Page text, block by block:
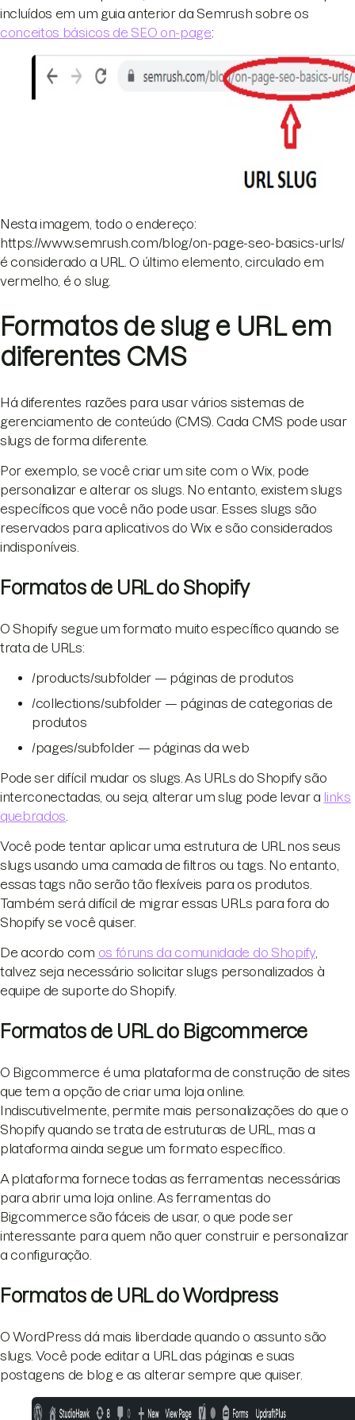
incluídos em um guia anterior da Semrush sobre os
conceitos básicos de SEO on-page:
Nesta imagem, todo o endereço:
https://www.semrush.com/blog/on-page-seo-basics-urls/
é considerado a URL. O último elemento, circulado em
vermelho, é o slug.
Formatos de slug e URL em
diferentes CMS
Há diferentes razões para usar vários sistemas de
gerenciamento de conteúdo (CMS). Cada CMS pode usar
slugs de forma diferente.
Por exemplo, se você criar um site com o Wix, pode
personalizar e alterar os slugs. No entanto, existem slugs
específicos que você não pode usar. Esses slugs são
reservados para aplicativos do Wix e são considerados
indisponíveis.
Formatos de URL do Shopify
O Shopify segue um formato muito específico quando se
trata de URLs:
/products/subfolder — páginas de produtos
/collections/subfolder — páginas de categorias de
produtos
/pages/subfolder — páginas da web
Pode ser difícil mudar os slugs. As URLs do Shopify são
interconectadas, ou seja, alterar um slug pode levar a links
quebrados
Você pode tentar aplicar uma estrutura de URL nos seus
slugs usando uma camada de filtros ou tags. No entanto,
essas tags não serão tão flexíveis para os produtos.
Também será difícil de migrar essas URLs para fora do
Shopify se você quiser.
De acordo com os fóruns da comunidade do Shopify,
talvez seja necessário solicitar slugs personalizados à
equipe de suporte do Shopify.
Formatos de URL do Bigcommerce
O Bigcommerce é uma plataforma de construção de sites
que tem a opção de criar uma loja online.
Indiscutivelmente, permite mais personalizações do que o
Shopify quando se trata de estruturas de URL, mas a
plataforma ainda segue um formato específico.
A plataforma fornece todas as ferramentas necessárias
para abrir uma loja online. As ferramentas do
Bigcommerce são fáceis de usar, o que pode ser
interessante para quem não quer construir e personalizar
a configuração.
Formatos de URL do Wordpress
O WordPress dá mais liberdade quando o assunto são
slugs. Você pode editar a URL das páginas e suas
postagens de blog e as alterar sempre que quiser.